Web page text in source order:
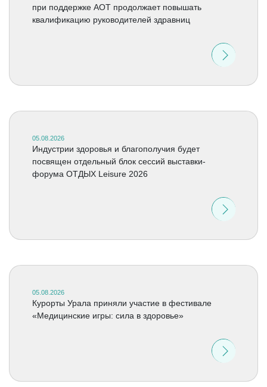
при поддержке АОТ продолжает повышать
квалификацию руководителей здравниц
05.08.2026
Индустрии здоровья и благополучия будет
посвящен отдельный блок сессий выставки-
форума ОТДЫХ Leisure 2026
05.08.2026
Курорты Урала приняли участие в фестивале
«Медицинские игры: сила в здоровье»